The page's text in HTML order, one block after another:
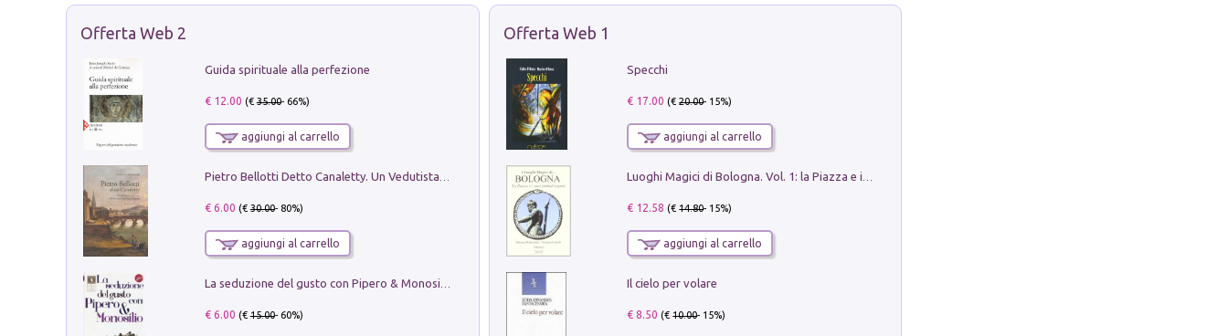
Offerta Web 2
Guida spirituale alla perfezione
€ 12.00 (€35.00- 66%)
aggiungi al carrello
€ 6.00 (€30.00- 80%)
aggiungi al carrello
€ 6.00 (€15.00- 60%)
Offerta Web 1
Specchi
€ 17.00 (€20.00- 15%)
aggiungi al carrello
€ 12.58 (€14.80- 15%)
aggiungi al carrello
Il cielo per volare
€ 8.50 (€10.00- 15%)